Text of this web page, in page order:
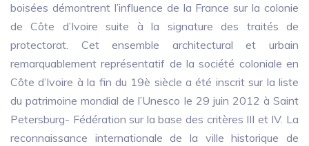
boisées démontrent l’influence de la France sur la colonie
de Côte d’Ivoire suite à la signature des traités de
protectorat. Cet ensemble architectural et urbain
remarquablement représentatif de la société coloniale en
Côte d’Ivoire à la fin du 19è siècle a été inscrit sur la liste
du patrimoine mondial de l’Unesco le 29 juin 2012 à Saint
Petersburg- Fédération sur la base des critères III et IV. La
reconnaissance internationale de la ville historique de